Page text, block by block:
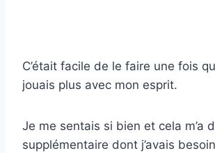
C’était facile de le faire une fois
jouais plus avec mon esprit.
Je me sentais si bien et cela m’a
supplémentaire dont j’avais